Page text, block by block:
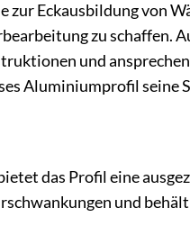
Eckausbildung von
zu schaffen.
und
Aluminiumprofil seine
das Profil eine
und